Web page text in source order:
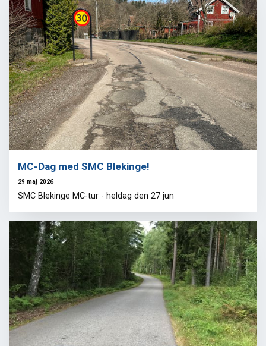
MC-Dag med SMC Blekinge!
29 maj 2026
SMC Blekinge MC-tur - heldag den 27 jun